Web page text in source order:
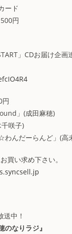
ード
円
」CDお届け企画
円
」(成田麻穂)
咲子)
わんだーらんど」(高
買い求め下さい。
送中！
のなりラジ』